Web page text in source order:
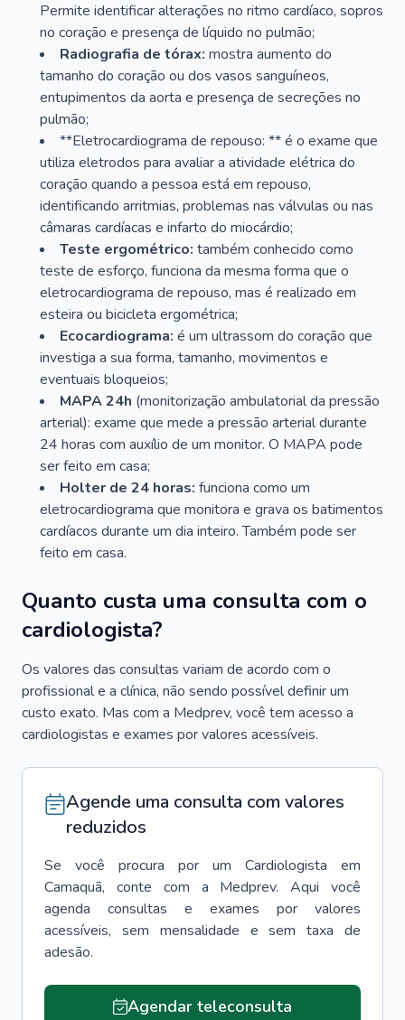
Permite identificar alterações no ritmo cardíaco, sopros
no coração e presença de líquido no pulmão;
Radiografia de tórax: mostra aumento do
tamanho do coração ou dos vasos sanguíneos,
entupimentos da aorta e presença de secreções no
pulmão;
**Eletrocardiograma de repouso: ** é o exame que
utiliza eletrodos para avaliar a atividade elétrica do
coração quando a pessoa está em repouso,
identificando arritmias, problemas nas válvulas ou nas
câmaras cardíacas e infarto do miocárdio;
Teste ergométrico: também conhecido como
teste de esforço, funciona da mesma forma que o
eletrocardiograma de repouso, mas é realizado em
esteira ou bicicleta ergométrica;
Ecocardiograma: é um ultrassom do coração que
investiga a sua forma, tamanho, movimentos e
eventuais bloqueios;
MAPA 24h (monitorização ambulatorial da pressão
arterial): exame que mede a pressão arterial durante
24 horas com auxílio de um monitor. O MAPA pode
ser feito em casa;
Holter de 24 horas: funciona como um
eletrocardiograma que monitora e grava os batimentos
cardíacos durante um dia inteiro. Também pode ser
feito em casa.
Quanto custa uma consulta com o
cardiologista?
Os valores das consultas variam de acordo com o
profissional e a clínica, não sendo possível definir um
custo exato. Mas com a Medprev, você tem acesso a
cardiologistas e exames por valores acessíveis.
Agende uma consulta com valores
reduzidos
Se você procura por um Cardiologista
em
Camaquã, conte com a Medprev. Aqui você
agenda consultas e exames por valores
acessíveis, sem mensalidade e sem taxa de
adesão.
Agendar teleconsulta